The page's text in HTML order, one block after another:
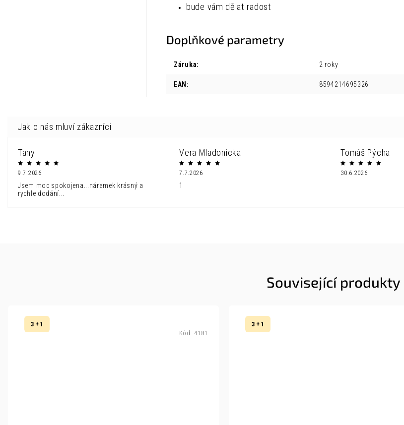
bude vám dělat radost
Doplňkové parametry
Záruka: 2 roky
EAN: 8594214695326
Tany
9.7.2026
Jsem moc spokojena...náramek krásný a
rychle dodání...
Vera Mladonicka
7.7.2026
1
Tomáš Pýcha
30.6.2026
Související produkty
3 + 1
Kód: 4181
3 + 1